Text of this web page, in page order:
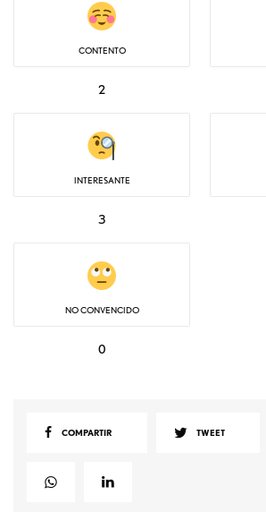
CONTENTO
2
INTERESANTE
3
NO CONVENCIDO
0
COMPARTIR TWEET